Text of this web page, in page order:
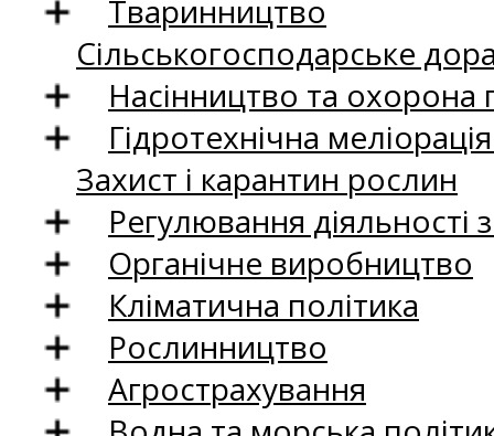
Тваринництво
Сільськогосподарське
Насінництво та
Гідротехнічна
Захист і карантин рослин
Регулювання
Органічне виробництво
Кліматична політика
Рослинництво
Агрострахування